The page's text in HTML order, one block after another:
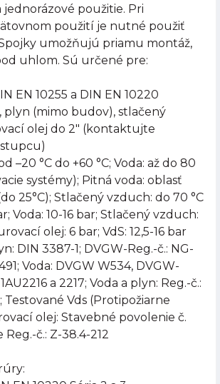
jednorázové použitie. Pri
použití je nutné použiť
umožňujú priamu montáž,
uhlom. Sú určené pre:
EN 10255 a DIN EN 10220
plyn (mimo budov), stlačený
olej do 2" (kontaktujte
–20 °C do +60 °C; Voda: až do 80
systémy); Pitná voda: oblasť
25°C); Stlačený vzduch: do 70 °C
Voda: 10-16 bar; Stlačený vzduch:
olej: 6 bar; VdS: 12,5-16 bar
DIN 3387-1; DVGW-Reg.-č.: NG-
Voda: DVGW W534, DVGW-
a 2217; Voda a plyn: Reg.-č.:
Testované Vds (Protipožiarne
olej: Stavebné povolenie č.
Reg.-č.: Z-38.4-212